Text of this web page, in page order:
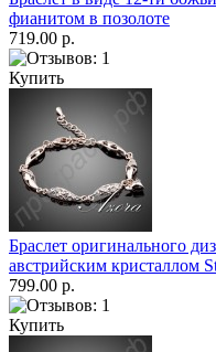
фианитом в позолоте
719.00 р.
Купить
Браслет оригинального
австрийским кристаллом
799.00 р.
Купить